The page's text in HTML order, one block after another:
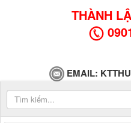
THÀNH
EMAIL: